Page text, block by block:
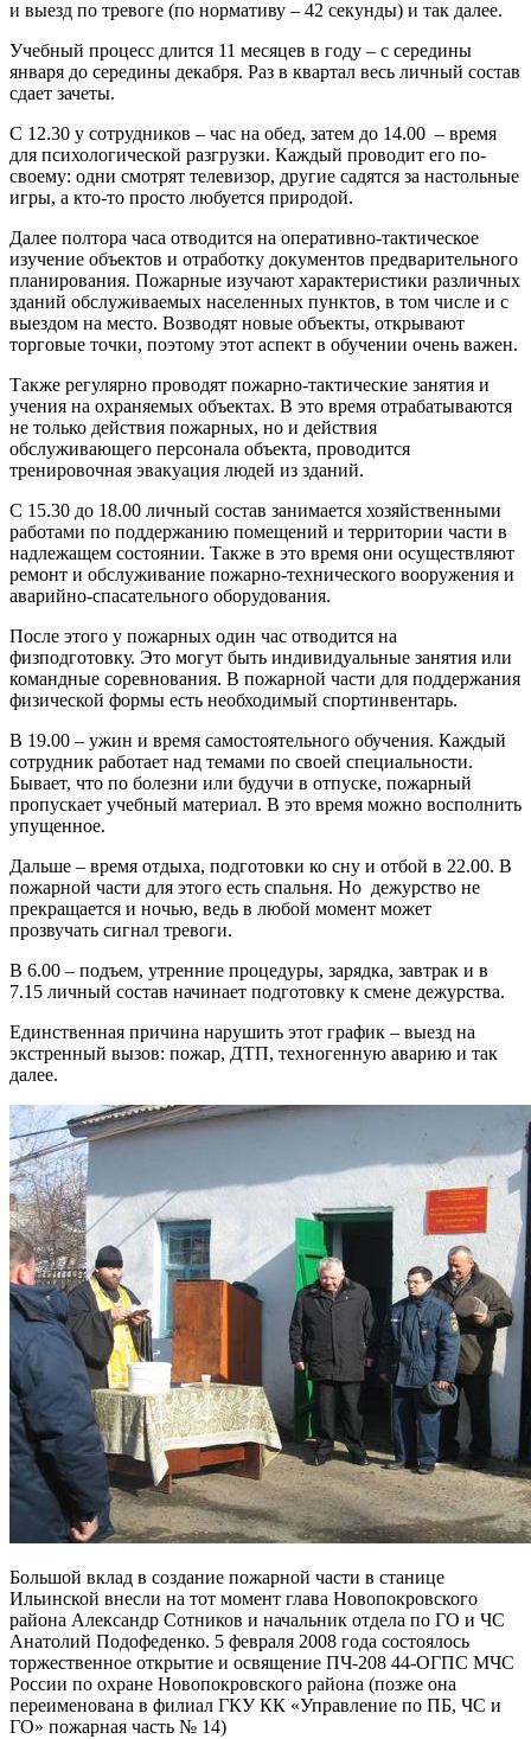
и выезд по тревоге (по нормативу – 42 секунды) и так далее.
Учебный процесс длится 11 месяцев в году – с середины
января до середины декабря. Раз в квартал весь личный состав
сдает зачеты.
С 12.30 у сотрудников – час на обед, затем до 14.00 – время
для психологической разгрузки. Каждый проводит его по-
своему: одни смотрят телевизор, другие садятся за настольные
игры, а кто-то просто любуется природой.
Далее полтора часа отводится на оперативно-тактическое
изучение объектов и отработку документов предварительного
планирования. Пожарные изучают характеристики различных
зданий обслуживаемых населенных пунктов, в том числе и с
выездом на место. Возводят новые объекты, открывают
торговые точки, поэтому этот аспект в обучении очень важен.
Также регулярно проводят пожарно-тактические занятия и
учения на охраняемых объектах. В это время отрабатываются
не только действия пожарных, но и действия
обслуживающего персонала объекта, проводится
тренировочная эвакуация людей из зданий.
С 15.30 до 18.00 личный состав занимается хозяйственными
работами по поддержанию помещений и территории части в
надлежащем состоянии. Также в это время они осуществляют
ремонт и обслуживание пожарно-технического вооружения и
аварийно-спасательного оборудования.
После этого у пожарных один час отводится на
физподготовку. Это могут быть индивидуальные занятия или
командные соревнования. В пожарной части для поддержания
физической формы есть необходимый спортинвентарь.
В 19.00 – ужин и время самостоятельного обучения. Каждый
сотрудник работает над темами по своей специальности.
Бывает, что по болезни или будучи в отпуске, пожарный
пропускает учебный материал. В это время можно восполнить
упущенное.
Дальше – время отдыха, подготовки ко сну и отбой в 22.00. В
пожарной части для этого есть спальня. Но дежурство не
прекращается и ночью, ведь в любой момент может
прозвучать сигнал тревоги.
В 6.00 – подъем, утренние процедуры, зарядка, завтрак и в
7.15 личный состав начинает подготовку к смене дежурства.
Единственная причина нарушить этот график – выезд на
экстренный вызов: пожар, ДТП, техногенную аварию и так
далее.
Большой вклад в создание пожарной части в станице
Ильинской внесли на тот момент глава Новопокровского
района Александр Сотников и начальник отдела по ГО и ЧС
Анатолий Подофеденко. 5 февраля 2008 года состоялось
торжественное открытие и освящение ПЧ-208 44-ОГПС МЧС
России по охране Новопокровского района (позже она
переименована в филиал ГКУ КК «Управление по ПБ, ЧС и
ГО» пожарная часть № 14)